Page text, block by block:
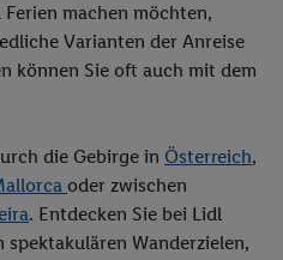
machen möchten,
Varianten der Anreise
können Sie oft auch mit dem
die Gebirge in Österreich,
oder zwischen
. Entdecken Sie bei Lidl
Wanderzielen,